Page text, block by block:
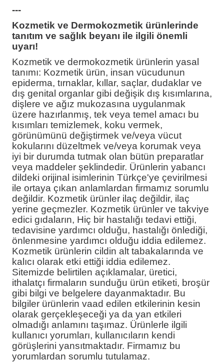
---
Kozmetik ve Dermokozmetik ürünlerinde
tanıtım ve sağlık beyanı ile ilgili önemli
uyarı!
Kozmetik ve dermokozmetik ürünlerin yasal
tanımı: Kozmetik ürün, insan vücudunun
epiderma, tırnaklar, kıllar, saçlar, dudaklar ve
dış genital organlar gibi değişik dış kısımlarına,
dişlere ve ağız mukozasına uygulanmak
üzere hazırlanmış, tek veya temel amacı bu
kısımları temizlemek, koku vermek,
görünümünü değiştirmek ve/veya vücut
kokularını düzeltmek ve/veya korumak veya
iyi bir durumda tutmak olan bütün preparatlar
veya maddeler şeklindedir. Ürünlerin yabancı
dildeki orijinal isimlerinin Türkçe'ye çevirilmesi
ile ortaya çıkan anlamlardan firmamız sorumlu
değildir. Kozmetik ürünler ilaç değildir, ilaç
yerine geçmezler. Kozmetik ürünler ve takviye
edici gıdaların, Hiç bir hastalığı tedavi ettiği,
tedavisine yardımcı olduğu, hastalığı önlediği,
önlenmesine yardımcı olduğu iddia edilemez.
Kozmetik ürünlerin cildin alt tabakalarında ve
kalıcı olarak etki ettiği iddia edilemez.
Sitemizde belirtilen açıklamalar, üretici,
ithalatçı firmaların sunduğu ürün etiketi, broşür
gibi bilgi ve belgelere dayanmaktadır. Bu
bilgiler ürünlerin vaad edilen etkilerinin kesin
olarak gerçekleşeceği ya da yan etkileri
olmadığı anlamını taşımaz. Ürünlerle ilgili
kullanıcı yorumları, kullanıcıların kendi
görüşlerini yansıtmaktadır. Firmamız bu
yorumlardan sorumlu tutulamaz.